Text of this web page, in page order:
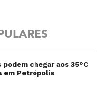
chegar aos 35°C
em Petrópolis